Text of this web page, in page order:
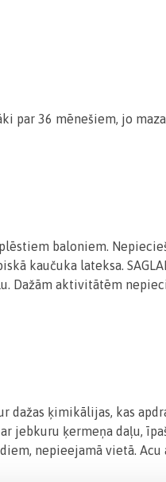
par 36 mēnešiem, jo
baloniem.
lateksa.
Dažām aktivitātēm
dažas ķimikālijas, kas
ķermeņa daļu,
nepieejamā vietā.